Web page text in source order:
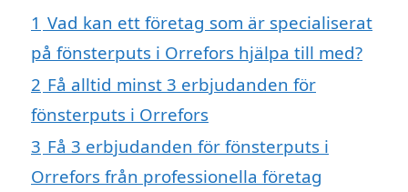
1 Vad kan ett företag som är specialiserat
på fönsterputs i Orrefors hjälpa till med?
2 Få alltid minst 3 erbjudanden för
fönsterputs i Orrefors
3 Få 3 erbjudanden för fönsterputs i
Orrefors från professionella företag